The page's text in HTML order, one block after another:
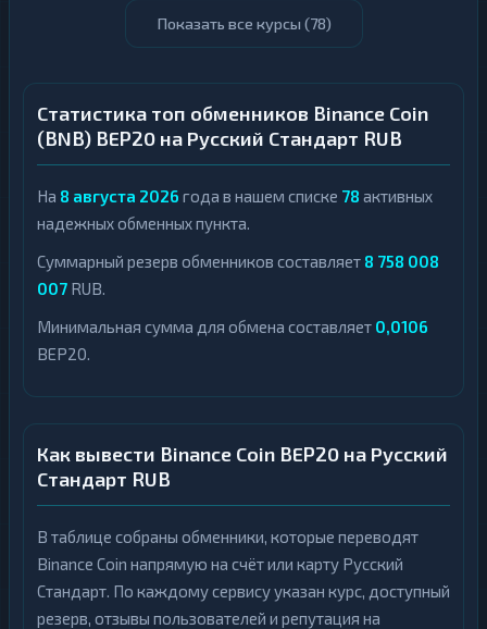
Показать все курсы (78)
Статистика топ обменников Binance Coin
(BNB) BEP20 на Русский Стандарт RUB
На 8 августа 2026 года в нашем списке 78 активных
надежных обменных пункта.
Суммарный резерв обменников составляет 8 758 008
007 RUB.
Минимальная сумма для обмена составляет 0,0106
BEP20.
Как вывести Binance Coin BEP20 на Русский
Стандарт RUB
В таблице собраны обменники, которые переводят
Binance Coin напрямую на счёт или карту Русский
Стандарт. По каждому сервису указан курс, доступный
резерв, отзывы пользователей и репутация на